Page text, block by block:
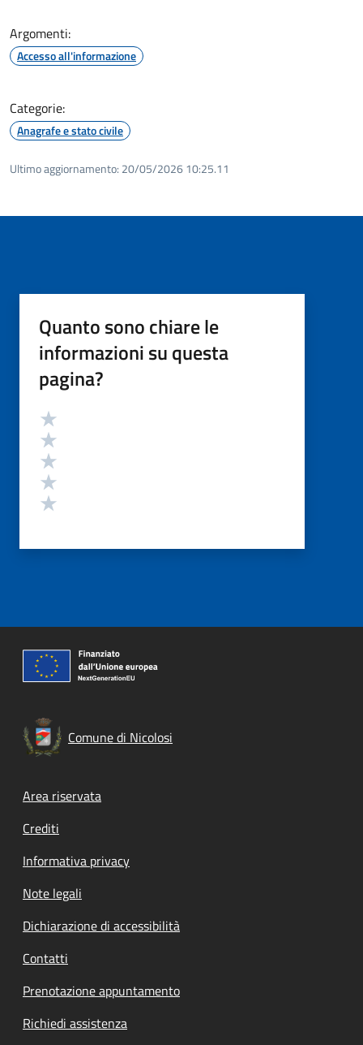
Argomenti:
Accesso all'informazione
Categorie:
Anagrafe e stato civile
Ultimo aggiornamento: 20/05/2026 10:25.11
Quanto sono chiare le
informazioni su questa
pagina?
Valutazione
Comune di Nicolosi
Footer menu
Area riservata
Crediti
Informativa privacy
Note legali
Dichiarazione di accessibilità
Contatti
Prenotazione appuntamento
Richiedi assistenza